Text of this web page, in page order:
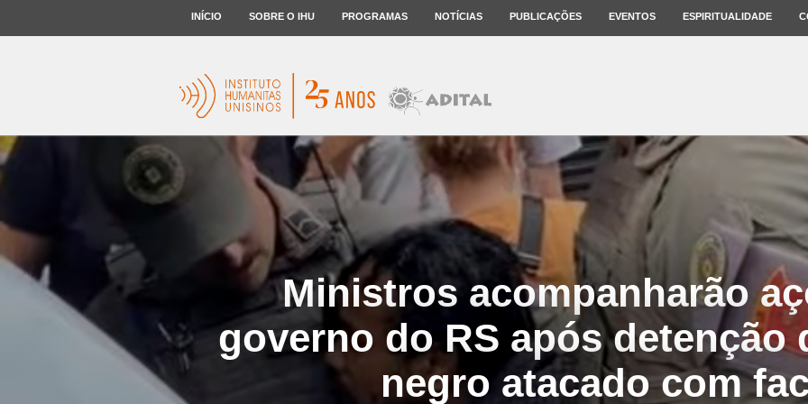
INÍCIO SOBRE O IHU PROGRAMAS NOTÍCIAS PUBLICAÇÕES EVENTOS ESPIRITUALIDADE
Ministros acompanharão
governo do RS após detenção
negro atacado com